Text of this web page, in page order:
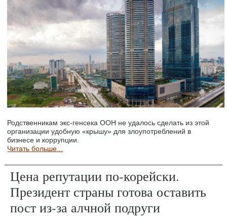
Родственникам экс-генсека ООН не удалось сделать из этой
организации удобную «крышу» для злоупотреблений в
бизнесе и коррупции.
Читать больше...
Цена репутации по-корейски.
Президент страны готова оставить
пост из-за алчной подруги